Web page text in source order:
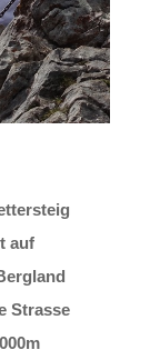
auf
Strasse